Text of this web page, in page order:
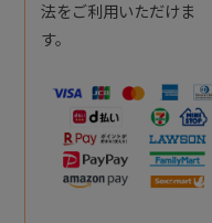
法をご利用いただけま
す。